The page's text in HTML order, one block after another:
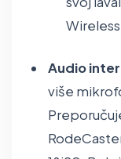
Audio
više